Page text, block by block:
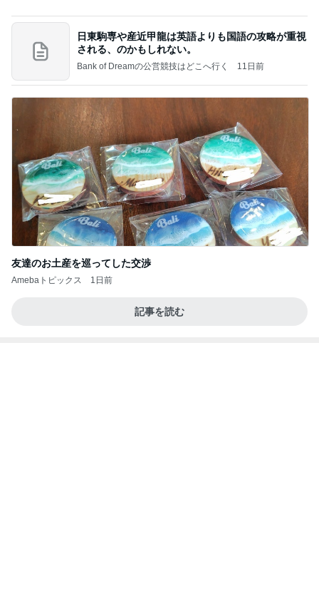
日東駒専や産近甲龍は英語よりも国語の攻略が重視
される、のかもしれない。
Bank of Dreamの公営競技はどこへ行く 11日前
友達のお土産を巡ってした交渉
Amebaトピックス 1日前
記事を読む